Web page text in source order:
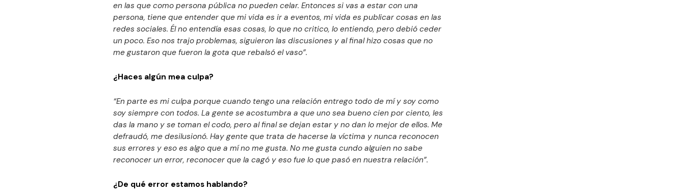
en las que como persona pública no pueden celar. Entonces si vas a estar con una
persona, tiene que entender que mi vida es ir a eventos, mi vida es publicar cosas en las
redes sociales. Él no entendía esas cosas, lo que no critico, lo entiendo, pero debió ceder
un poco. Eso nos trajo problemas, siguieron las discusiones y al final hizo cosas que no
me gustaron que fueron la gota que rebalsó el vaso”.
¿Haces algún mea culpa?
“En parte es mi culpa porque cuando tengo una relación entrego todo de mí y soy como
soy siempre con todos. La gente se acostumbra a que uno sea bueno cien por ciento, les
das la mano y se toman el codo, pero al final se dejan estar y no dan lo mejor de ellos. Me
defraudó, me desilusionó. Hay gente que trata de hacerse la víctima y nunca reconocen
sus errores y eso es algo que a mí no me gusta. No me gusta cundo alguien no sabe
reconocer un error, reconocer que la cagó y eso fue lo que pasó en nuestra relación”.
¿De qué error estamos hablando?